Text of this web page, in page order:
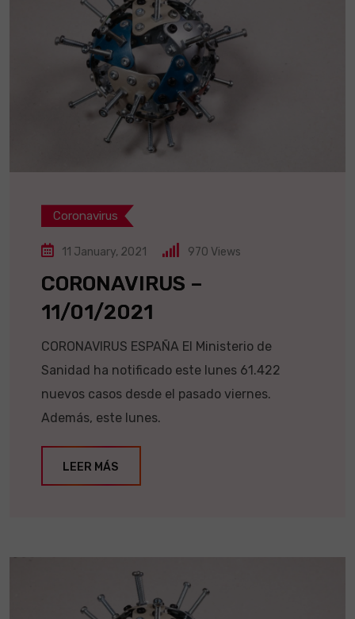
Coronavirus
11 January, 2021 970 Views
CORONAVIRUS –
11/01/2021
CORONAVIRUS ESPAÑA El Ministerio de
Sanidad ha notificado este lunes 61.422
nuevos casos desde el pasado viernes.
Además, este lunes.
LEER MÁS